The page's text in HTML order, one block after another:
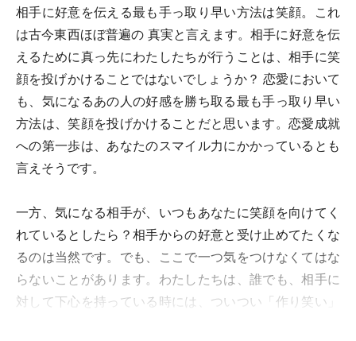
相手に好意を伝える最も手っ取り早い方法は笑顔。これ
は古今東西ほぼ普遍の 真実と言えます。相手に好意を伝
えるために真っ先にわたしたちが行うことは、相手に笑
顔を投げかけることではないでしょうか？ 恋愛において
も、気になるあの人の好感を勝ち取る最も手っ取り早い
方法は、笑顔を投げかけることだと思います。恋愛成就
への第一歩は、あなたのスマイル力にかかっているとも
言えそうです。
一方、気になる相手が、いつもあなたに笑顔を向けてく
れているとしたら？相手からの好意と受け止めてたくな
るのは当然です。でも、ここで一つ気をつけなくてはな
らないことがあります。わたしたちは、誰でも、相手に
対して下心を持っている時には、ついつい「作り笑い」